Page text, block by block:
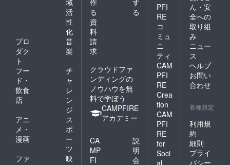
活
性
化
プロ
ダク
ト
音
楽
フー
ド・
飲食
店
チ
ャ
レ
ン
ジ
アニ
メ・
漫画
ス
ポ
ー
ツ
ファ
映
る
る
資
料
請
求
クラウドファ
ンディングの
ノウハウを無
料で学ぼう
CAMPFIRE
アカデミー
CA
MP
FI
説
明
会
PFI
RE
コ
ミュ
ニ
ティ
CAM
PFI
RE
Crea
tion
CAM
PFI
RE
for
Soci
al
ん・安
全への
取り組
み
ニュー
ス
ヘルプ
お問い
合わせ
各種規定
利用規
約
細則
プライ
バシー